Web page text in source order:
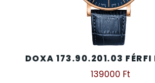
DOXA 173.90.201.03 FÉRFI
139000 Ft